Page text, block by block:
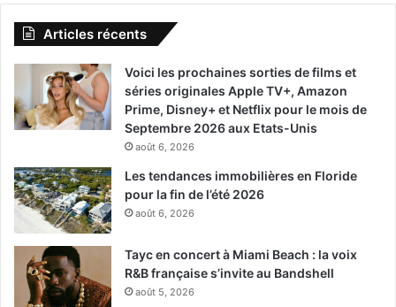
Articles récents
Voici les prochaines sorties de films et
séries originales Apple TV+, Amazon
Prime, Disney+ et Netflix pour le mois de
Septembre 2026 aux Etats-Unis
août 6, 2026
Les tendances immobilières en Floride
pour la fin de l’été 2026
août 6, 2026
Tayc en concert à Miami Beach : la voix
R&B française s’invite au Bandshell
août 5, 2026